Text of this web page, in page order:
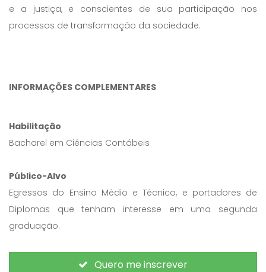
e a justiça, e conscientes de sua participação nos
processos de transformação da sociedade.
INFORMAÇÕES COMPLEMENTARES
Habilitação
Bacharel em Ciências Contábeis
Público-Alvo
Egressos do Ensino Médio e Técnico, e portadores de
Diplomas que tenham interesse em uma segunda
graduação.
Quero me inscrever